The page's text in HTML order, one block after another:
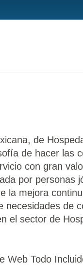
de
de hacer las
con gran
por personas
la mejora
necesidades de
el sector de
Web Todo